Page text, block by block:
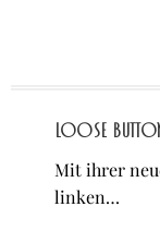
Loose
Mit ihrer
linken…